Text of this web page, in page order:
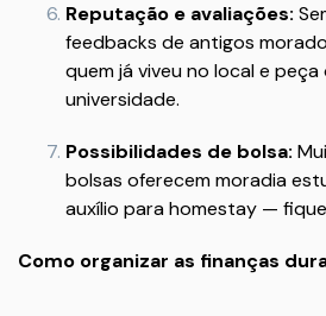
Reputação e avaliações:
feedbacks de antigos
quem já viveu no local e
universidade.
Possibilidades de bolsa:
bolsas oferecem moradia
auxílio para homestay —
Como organizar as finanças